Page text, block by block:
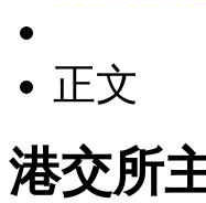
正文
港交所